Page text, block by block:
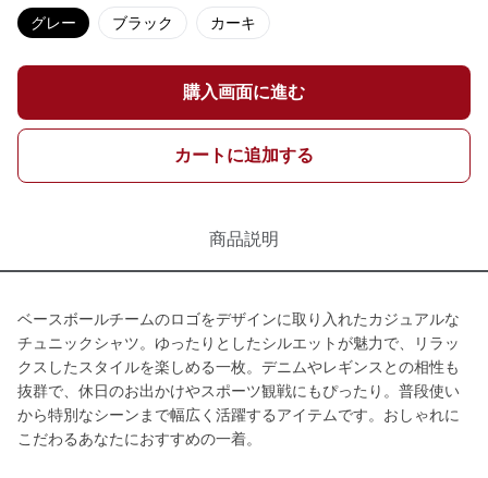
グレー ブラック カーキ
購入画面に進む
カートに追加する
商品説明
ベースボールチームのロゴをデザインに取り入れたカジュアルな
チュニックシャツ。ゆったりとしたシルエットが魅力で、リラッ
クスしたスタイルを楽しめる一枚。デニムやレギンスとの相性も
抜群で、休日のお出かけやスポーツ観戦にもぴったり。普段使い
から特別なシーンまで幅広く活躍するアイテムです。おしゃれに
こだわるあなたにおすすめの一着。